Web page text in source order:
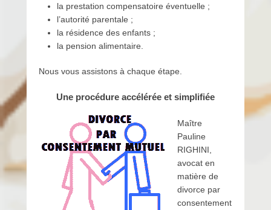
i
la prestation compensatoire éventuelle ;
l’autorité parentale ;
la résidence des enfants ;
la pension alimentaire.
Nous vous assistons à chaque étape.
Une procédure accélérée et simplifiée
Maître
Pauline
RIGHINI,
avocat en
matière de
divorce par
consentement